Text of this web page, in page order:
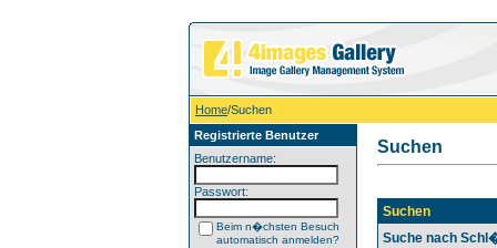
Home/Suchen
Registrierte Benutzer
Benutzername:
Passwort:
Beim n�chsten Besuch
automatisch anmelden?
Suchen
Suchen
Suche nach